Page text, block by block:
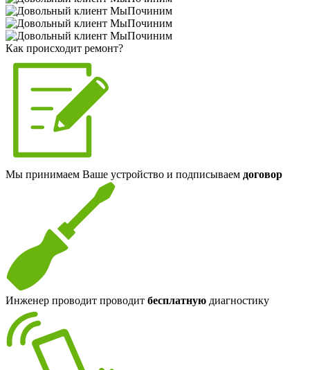
Как происходит ремонт?
Мы принимаем Ваше устройство и подписываем договор
Инженер проводит проводит бесплатную диагностику